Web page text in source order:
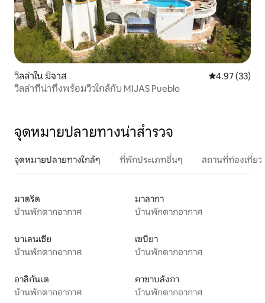
วิลล่าใน มิจาส คะแนนเฉลี่ย
4.97 (33)
วิลล่าที่น่าทึ่งพร้อมวิวใกล้กับ MIJAS Pueblo
จุดหมายปลายทางน่าสำรวจ
จุดหมายปลายทางใกล้ๆ ที่พักประเภทอื่นๆ สถานที่ท่องเที่ย
มาดริด
บ้านพักตากอากาศ
มาลากา
บ้านพักตากอากาศ
บาเลนเซีย
บ้านพักตากอากาศ
เซบียา
บ้านพักตากอากาศ
อาลิกันเต
บ้านพักตากอากาศ
คาซาบลังกา
บ้านพักตากอากาศ